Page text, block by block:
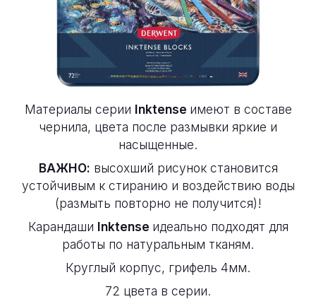
Материалы серии Inktense имеют в составе
чернила, цвета после размывки яркие и
насыщенные.
ВАЖНО: высохший рисунок становится
устойчивым к стиранию и воздействию воды
(размыть повторно не получится)!
Карандаши Inktense идеально подходят для
работы по натуральным тканям.
Круглый корпус, грифель 4мм.
72 цвета в серии.